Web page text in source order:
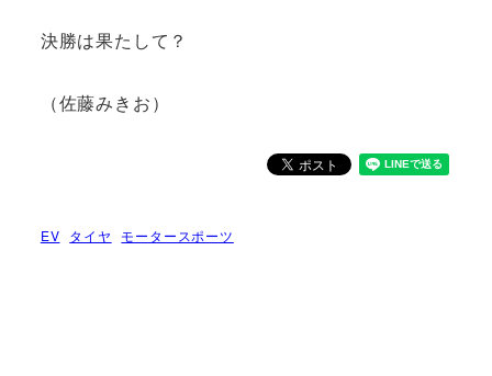
決勝は果たして？
（佐藤みきお）
EV タイヤ モータースポーツ